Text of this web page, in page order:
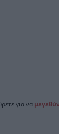
για να